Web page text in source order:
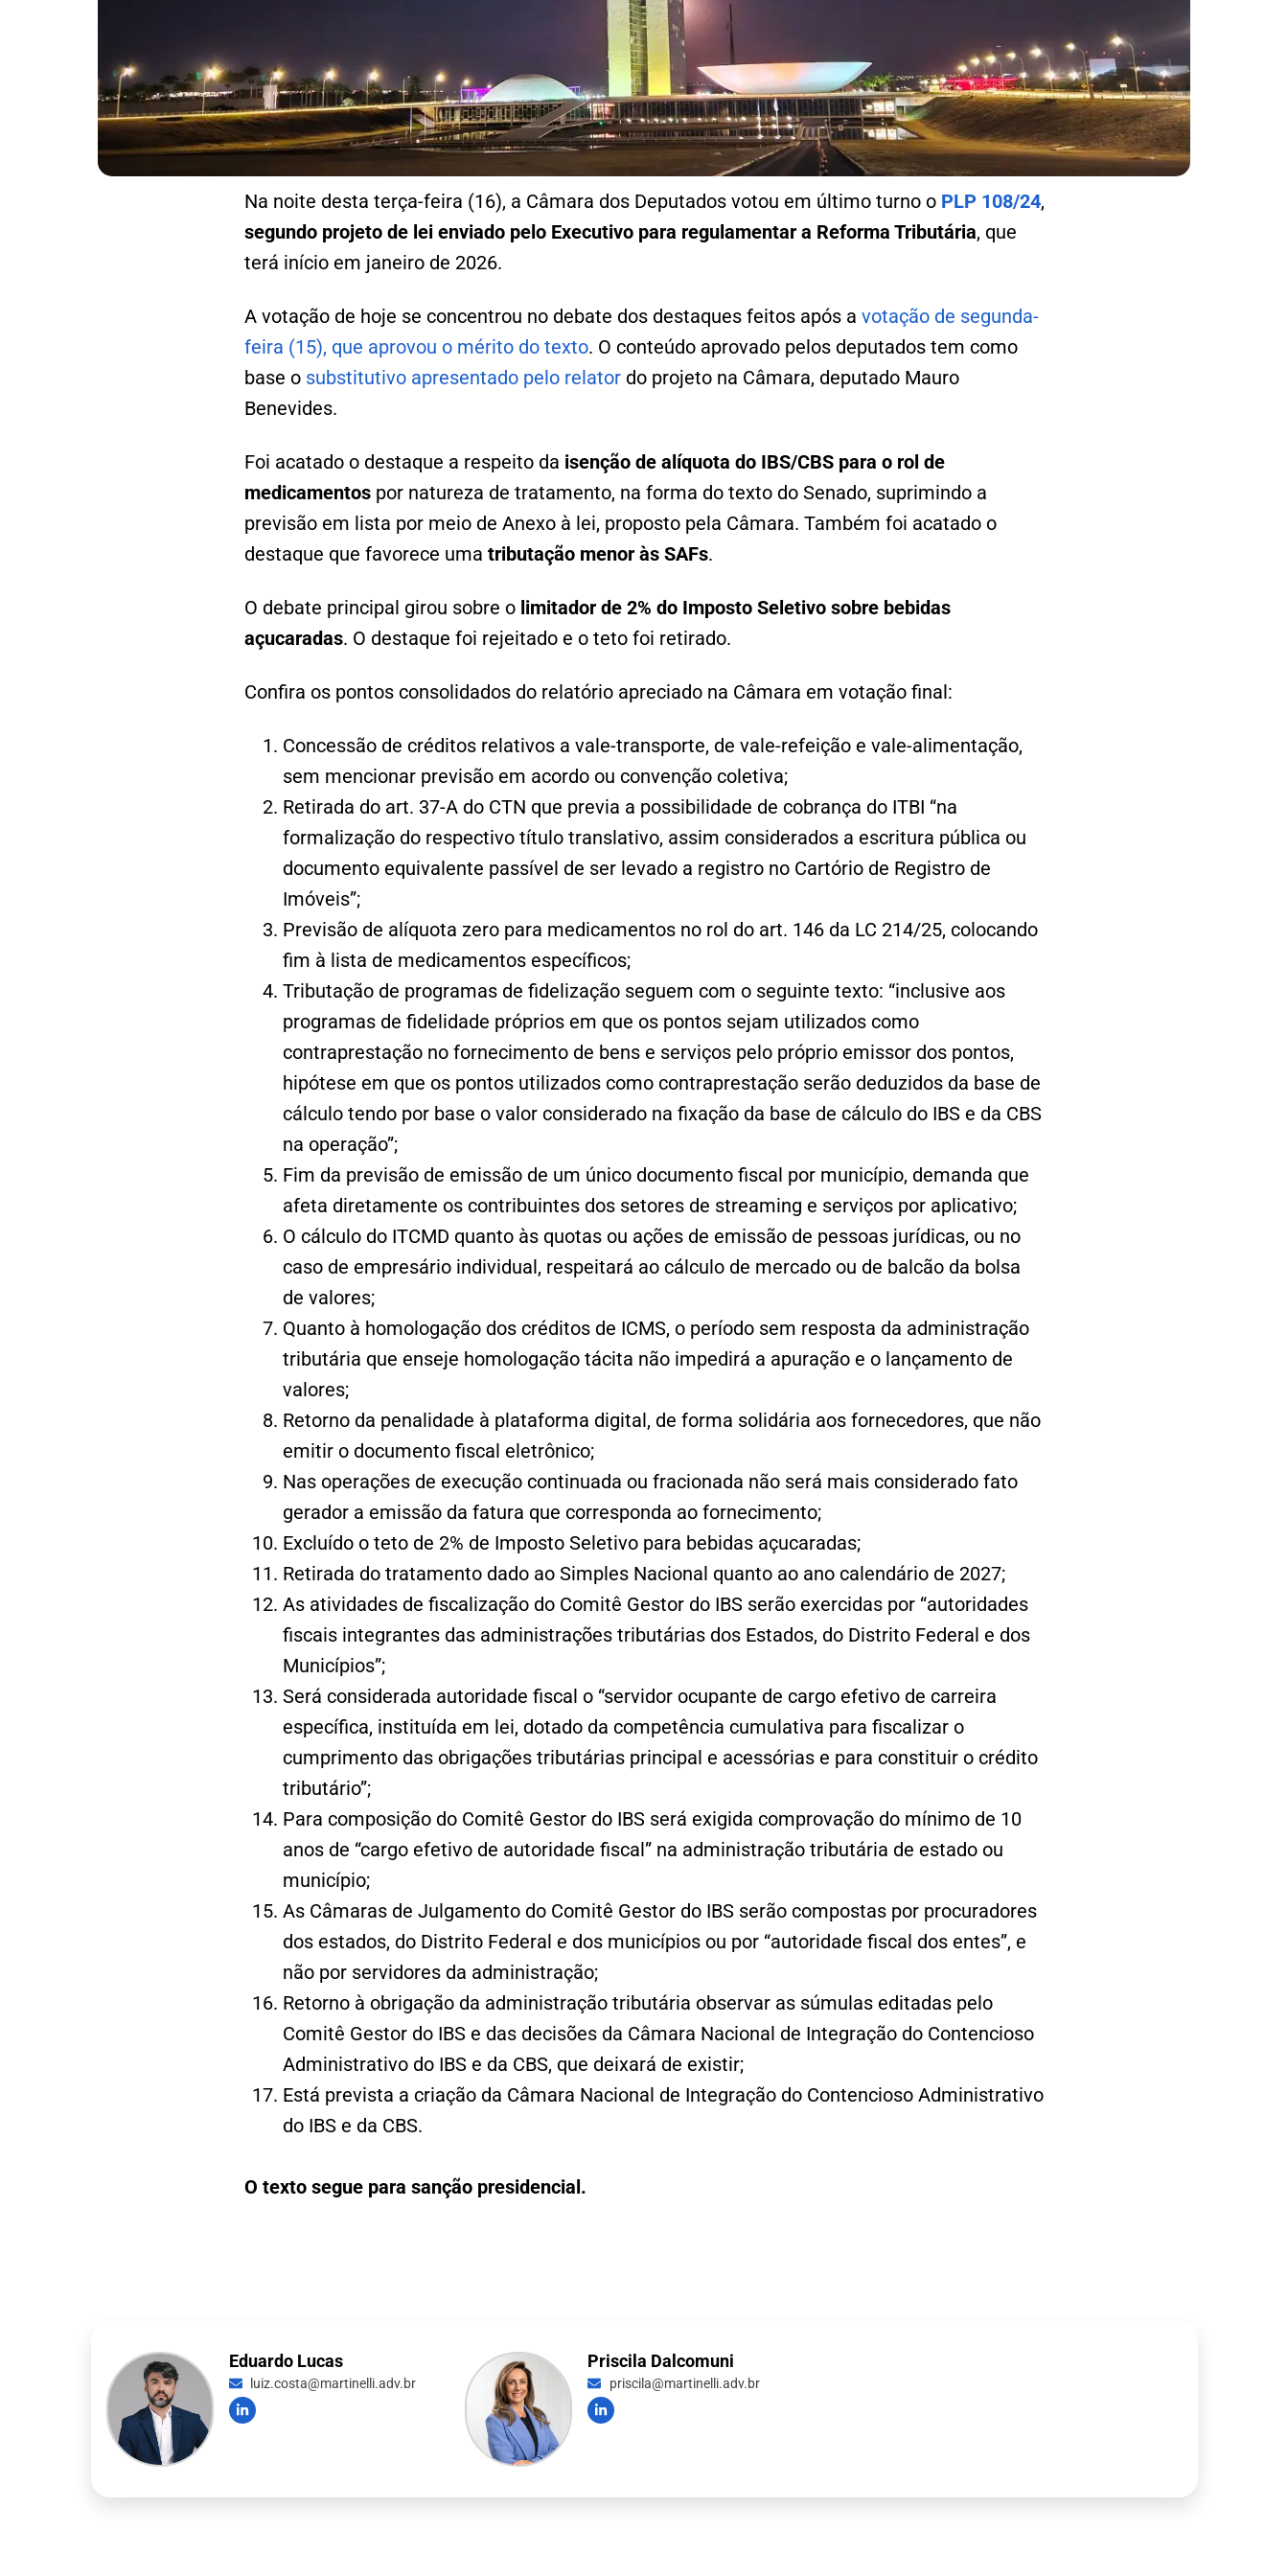
Na noite desta terça-feira (16), a Câmara dos Deputados votou em último turno o PLP 108/24,
segundo projeto de lei enviado pelo Executivo para regulamentar a Reforma Tributária, que
terá início em janeiro de 2026.
A votação de hoje se concentrou no debate dos destaques feitos após a votação de segunda-
feira (15), que aprovou o mérito do texto. O conteúdo aprovado pelos deputados tem como
base o substitutivo apresentado pelo relatordo projeto na Câmara, deputado Mauro
Benevides.
Foi acatado o destaque a respeito da isenção de alíquota do IBS/CBS para o rol de
medicamentospor natureza de tratamento, na forma do texto do Senado, suprimindo a
previsão em lista por meio de Anexo à lei, proposto pela Câmara. Também foi acatado o
destaque que favorece uma tributação menor às SAFs.
O debate principal girou sobre olimitador de 2% do Imposto Seletivo sobre bebidas
açucaradas. O destaque foi rejeitado e o teto foi retirado.
Confira os pontos consolidados do relatório apreciado na Câmara em votação final:
Concessão de créditos relativos a vale-transporte, de vale-refeição e vale-alimentação,
sem mencionar previsão em acordo ou convenção coletiva;
Retirada do art. 37-A do CTN que previa a possibilidade de cobrança do ITBI “na
formalização do respectivo título translativo, assim considerados a escritura pública ou
documento equivalente passível de ser levado a registro no Cartório de Registro de
Imóveis”;
Previsão de alíquota zero para medicamentos no rol do art. 146 da LC 214/25, colocando
fim à lista de medicamentos específicos;
Tributação de programas de fidelização seguem com o seguinte texto: “inclusive aos
programas de fidelidade próprios em que os pontos sejam utilizados como
contraprestação no fornecimento de bens e serviços pelo próprio emissor dos pontos,
hipótese em que os pontos utilizados como contraprestação serão deduzidos da base de
cálculo tendo por base o valor considerado na fixação da base de cálculo do IBS e da CBS
na operação”;
Fim da previsão de emissão de um único documento fiscal por município, demanda que
afeta diretamente os contribuintes dos setores de streaming e serviços por aplicativo;
O cálculo do ITCMD quanto às quotas ou ações de emissão de pessoas jurídicas, ou no
caso de empresário individual, respeitará ao cálculo de mercado ou de balcão da bolsa
de valores;
Quanto à homologação dos créditos de ICMS, o período sem resposta da administração
tributária que enseje homologação tácita não impedirá a apuração e o lançamento de
valores;
Retorno da penalidade à plataforma digital, de forma solidária aos fornecedores, que não
emitir o documento fiscal eletrônico;
Nas operações de execução continuada ou fracionada não será mais considerado fato
gerador a emissão da fatura que corresponda ao fornecimento;
Excluído o teto de 2% de Imposto Seletivo para bebidas açucaradas;
Retirada do tratamento dado ao Simples Nacional quanto ao ano calendário de 2027;
As atividades de fiscalização do Comitê Gestor do IBS serão exercidas por “autoridades
fiscais integrantes das administrações tributárias dos Estados, do Distrito Federal e dos
Municípios”;
Será considerada autoridade fiscal o “servidor ocupante de cargo efetivo de carreira
específica, instituída em lei, dotado da competência cumulativa para fiscalizar o
cumprimento das obrigações tributárias principal e acessórias e para constituir o crédito
tributário”;
Para composição do Comitê Gestor do IBS será exigida comprovação do mínimo de 10
anos de “cargo efetivo de autoridade fiscal” na administração tributária de estado ou
município;
As Câmaras de Julgamento do Comitê Gestor do IBS serão compostas por procuradores
dos estados, do Distrito Federal e dos municípios ou por “autoridade fiscal dos entes”, e
não por servidores da administração;
Retorno à obrigação da administração tributária observar as súmulas editadas pelo
Comitê Gestor do IBS e das decisões da Câmara Nacional de Integração do Contencioso
Administrativo do IBS e da CBS, que deixará de existir;
Está prevista a criação da Câmara Nacional de Integração do Contencioso Administrativo
do IBS e da CBS.
O texto segue para sanção presidencial.
Eduardo Lucas
luiz.costa@martinelli.adv.br
Priscila Dalcomuni
priscila@martinelli.adv.br